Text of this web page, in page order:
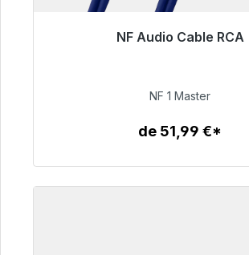
NF Audio Cable RCA
Listo para envío inmediato, plazo
99,00 €
NF 1 Master
de 51,99 €*